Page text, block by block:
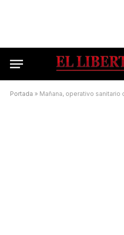
Portada » Mañana, operativo sanitario